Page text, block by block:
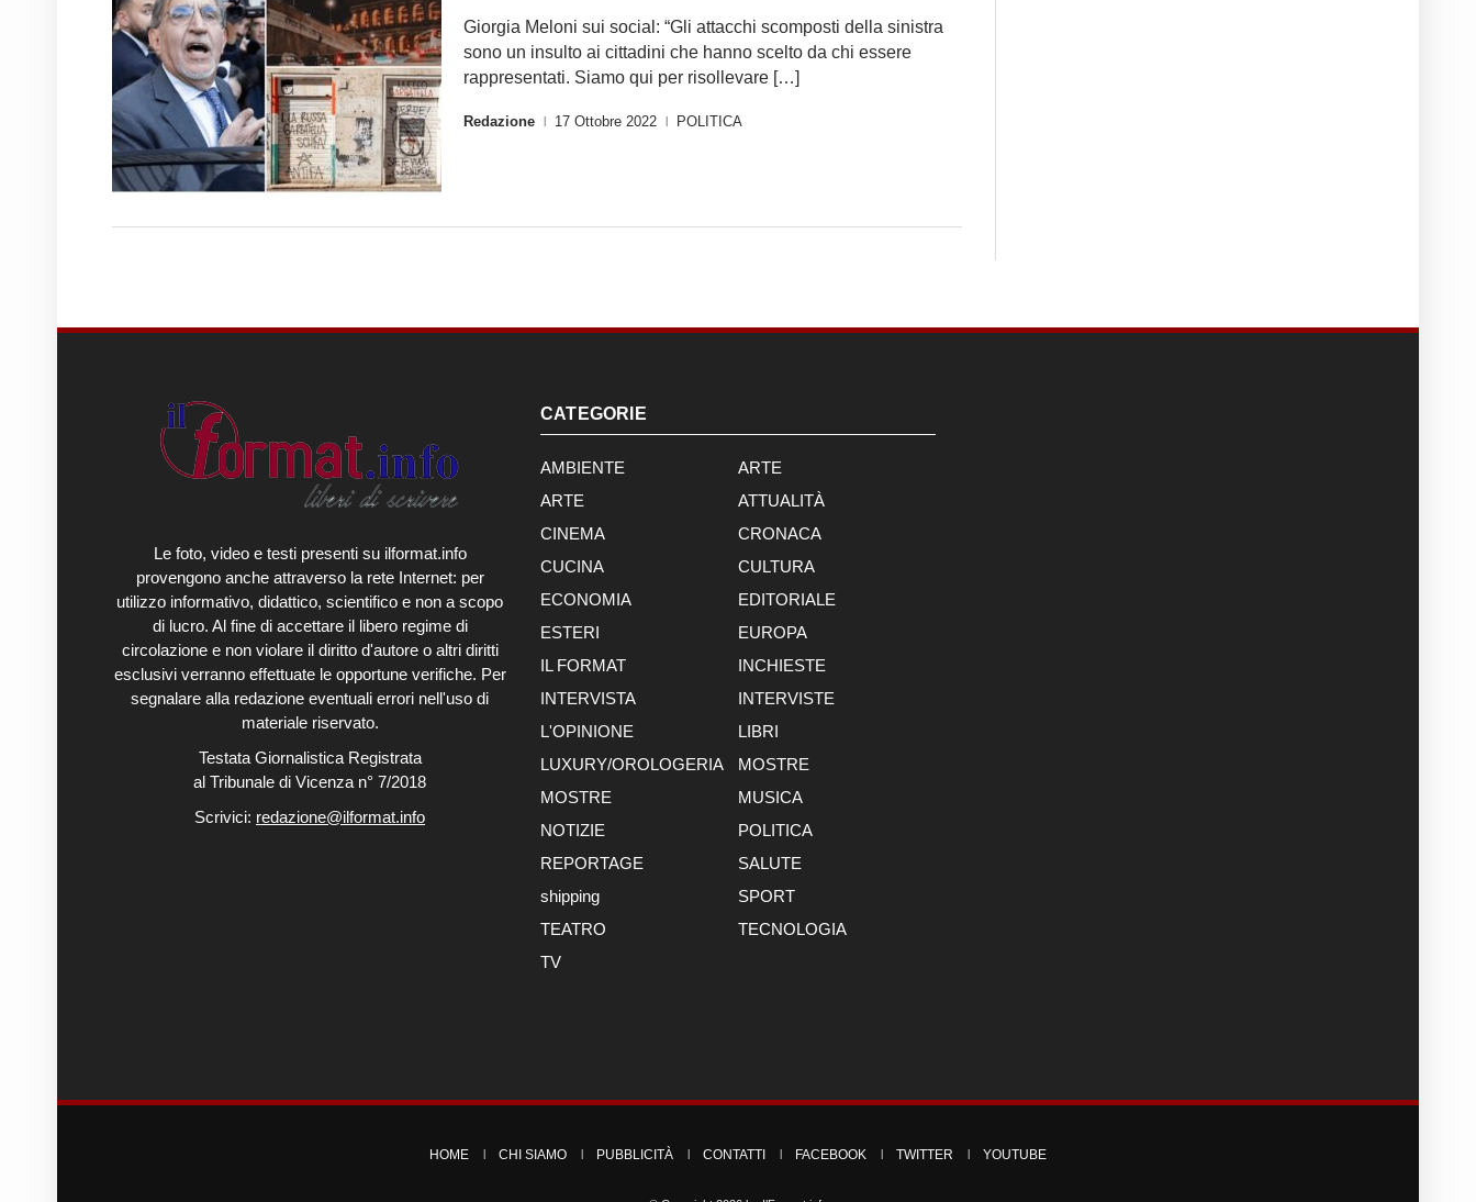
Giorgia Meloni sui social: “Gli attacchi scomposti della sinistra
sono un insulto ai cittadini che hanno scelto da chi essere
rappresentati. Siamo qui per risollevare […]
Redazione 17 Ottobre 2022 POLITICA
Le foto, video e testi presenti su ilformat.info
provengono anche attraverso la rete Internet: per
utilizzo informativo, didattico, scientifico e non a scopo
di lucro. Al fine di accettare il libero regime di
circolazione e non violare il diritto d'autore o altri diritti
esclusivi verranno effettuate le opportune verifiche. Per
segnalare alla redazione eventuali errori nell'uso di
materiale riservato.
Testata Giornalistica Registrata
al Tribunale di Vicenza n° 7/2018
Scrivici: redazione@ilformat.info
CATEGORIE
AMBIENTE
ARTE
ARTE
ATTUALITÀ
CINEMA
CRONACA
CUCINA
CULTURA
ECONOMIA
EDITORIALE
ESTERI
EUROPA
IL FORMAT
INCHIESTE
INTERVISTA
INTERVISTE
L'OPINIONE
LIBRI
LUXURY/OROLOGERIA
MOSTRE
MOSTRE
MUSICA
NOTIZIE
POLITICA
REPORTAGE
SALUTE
shipping
SPORT
TEATRO
TECNOLOGIA
TV
HOME CHI SIAMO PUBBLICITÀ CONTATTI FACEBOOK TWITTER YOUTUBE